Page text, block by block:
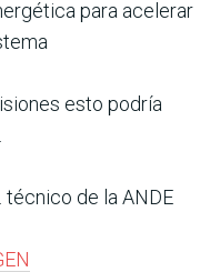
para acelerar
esto podría
técnico de la ANDE